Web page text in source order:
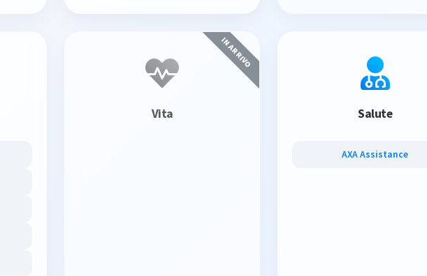
IN ARRIVO
Vita Salute
AXA Assistance